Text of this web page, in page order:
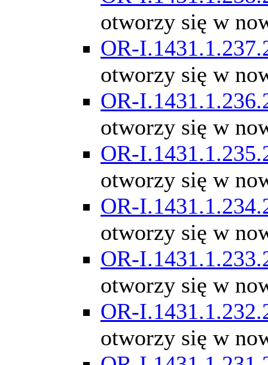
otworzy się w
OR-
otworzy się w
OR-
otworzy się w
OR-
otworzy się w
OR-
otworzy się w
OR-
otworzy się w
OR-
otworzy się w